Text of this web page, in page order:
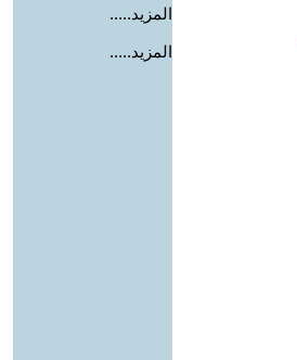
المزيد.....
المزيد.....